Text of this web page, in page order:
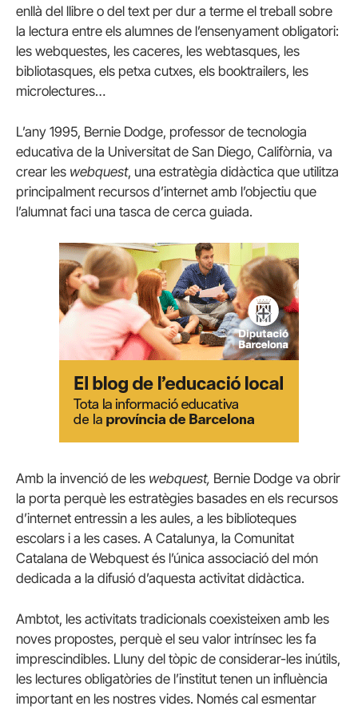
enllà del llibre o del text per dur a terme el treball sobre
la lectura entre els alumnes de l’ensenyament obligatori:
les webquestes, les caceres, les webtasques, les
bibliotasques, els petxa cutxes, els booktrailers, les
microlectures…
L’any 1995, Bernie Dodge, professor de tecnologia
educativa de la Universitat de San Diego, Califòrnia, va
crear les webquest, una estratègia didàctica que utilitza
principalment recursos d’internet amb l’objectiu que
l’alumnat faci una tasca de cerca guiada.
Amb la invenció de les webquest, Bernie Dodge va obrir
la porta perquè les estratègies basades en els recursos
d’internet entressin a les aules, a les biblioteques
escolars i a les cases. A Catalunya, la Comunitat
Catalana de Webquest és l’única associació del món
dedicada a la difusió d’aquesta activitat didàctica.
Ambtot, les activitats tradicionals coexisteixen amb les
noves propostes, perquè el seu valor intrínsec les fa
imprescindibles. Lluny del tòpic de considerar-les inútils,
les lectures obligatòries de l’institut tenen un influència
important en les nostres vides. Només cal esmentar